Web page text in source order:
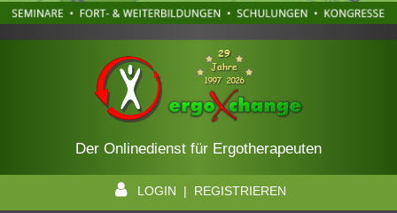
Der Onlinedienst für Ergotherapeuten
LOGIN | REGISTRIEREN